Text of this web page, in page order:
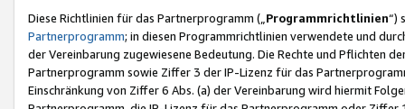
Diese Richtlinien für das Partnerprogramm („Programmrichtlinien“)
Partnerprogramm; in diesen Programmrichtlinien verwendete und
der Vereinbarung zugewiesene Bedeutung. Die Rechte und Pflichten
Partnerprogramm sowie Ziffer 3 der IP-Lizenz für das
Einschränkung von Ziffer 6 Abs. (a) der Vereinbarung wird hiermit